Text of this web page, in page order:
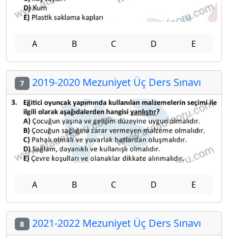
A B C D E
7 2019-2020 Mezuniyet Üç Ders Sınavı
A B C D E
8 2021-2022 Mezuniyet Üç Ders Sınavı